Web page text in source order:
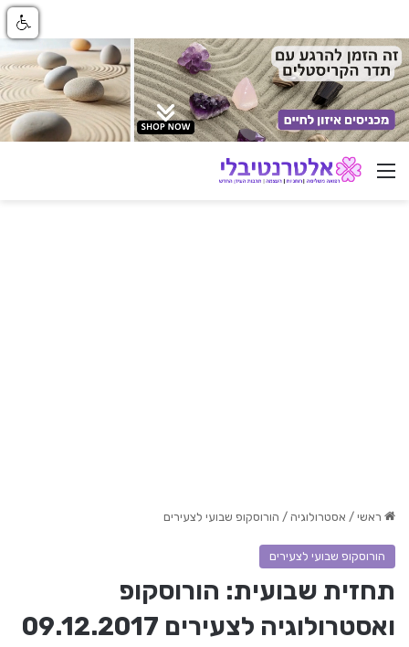
ניווט באתר
ראשי / אסטרולוגיה / הורוסקופ שבועי לצעירים
הורוסקופ שבועי לצעירים
תחזית שבועית: הורוסקופ
ואסטרולוגיה לצעירים 09.12.2017